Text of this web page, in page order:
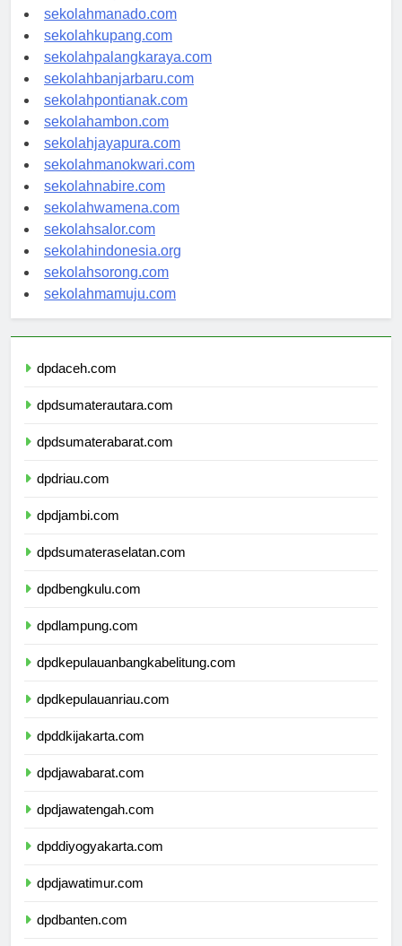
sekolahtanjungselor.com
sekolahmanado.com
sekolahkupang.com
sekolahpalangkaraya.com
sekolahbanjarbaru.com
sekolahpontianak.com
sekolahambon.com
sekolahjayapura.com
sekolahmanokwari.com
sekolahnabire.com
sekolahwamena.com
sekolahsalor.com
sekolahindonesia.org
sekolahsorong.com